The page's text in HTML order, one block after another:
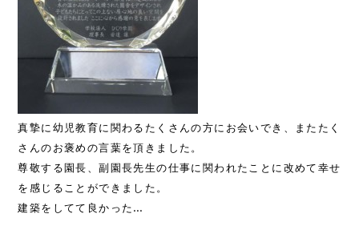
真摯に幼児教育に関わるたくさんの方にお会いでき、またたく
さんのお褒めの言葉を頂きました。
尊敬する園長、副園長先生の仕事に関われたことに改めて幸せ
を感じることができました。
建築をしてて良かった…